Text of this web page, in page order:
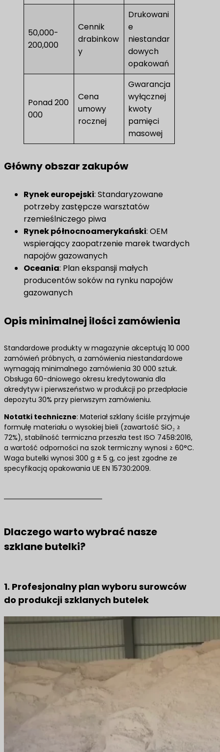
50,000-
200,000
Cennik
drabinkow
y
Drukowani
e
niestandar
dowych
opakowań
Ponad 200
000
Cena
umowy
rocznej
Gwarancja
wyłącznej
kwoty
pamięci
masowej
Główny obszar zakupów
Rynek europejski​: Standaryzowane
potrzeby zastępcze warsztatów
rzemieślniczego piwa
Rynek północnoamerykański​: OEM
wspierający zaopatrzenie marek twardych
napojów gazowanych
Oceania​​: Plan ekspansji małych
producentów soków na rynku napojów
gazowanych
Opis minimalnej ilości zamówienia
Standardowe produkty w magazynie akceptują 10 000
zamówień próbnych, a zamówienia niestandardowe
wymagają minimalnego zamówienia 30 000 sztuk.
Obsługa 60-dniowego okresu kredytowania dla
akredytyw i pierwszeństwo w produkcji po przedpłacie
depozytu 30% przy pierwszym zamówieniu.
​Notatki techniczne​: Materiał szklany ściśle przyjmuje
formułę materiału o wysokiej bieli (zawartość SiO₂ ≥
72%), stabilność termiczna przeszła test ISO 7458:2016,
a wartość odporności na szok termiczny wynosi ≥ 60°C.
Waga butelki wynosi 300 g ± 5 g, co jest zgodne ze
specyfikacją opakowania UE EN 15730:2009.
Dlaczego warto wybrać nasze
szklane butelki?
1. Profesjonalny plan wyboru surowców
do produkcji szklanych butelek